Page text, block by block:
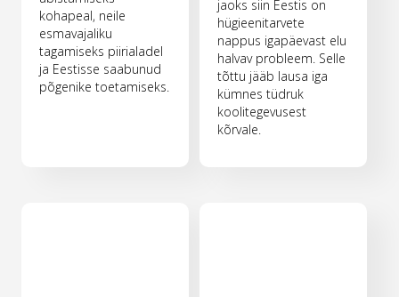
kohapeal, neile
esmavajaliku
tagamiseks piirialadel
ja Eestisse saabunud
põgenike toetamiseks.
jaoks siin Eestis on
hügieenitarvete
nappus igapäevast elu
halvav probleem. Selle
tõttu jääb lausa iga
kümnes tüdruk
koolitegevusest
kõrvale.